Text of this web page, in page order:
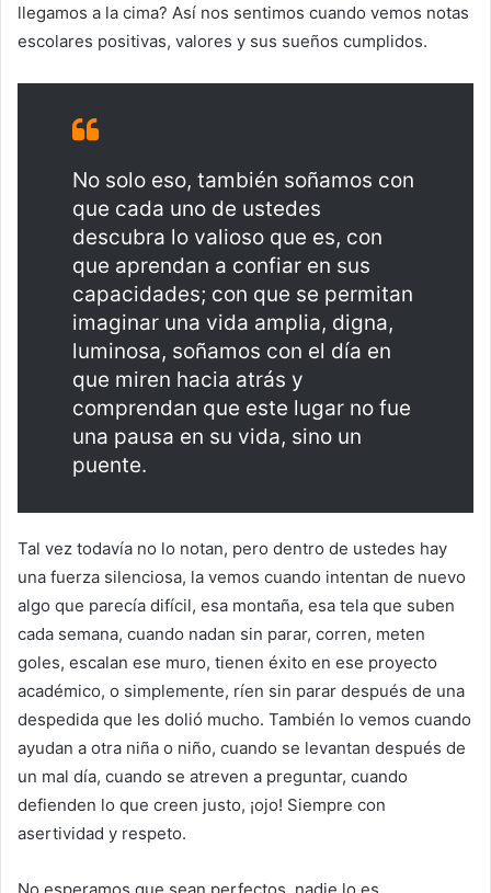
llegamos a la cima? Así nos sentimos cuando vemos notas
escolares positivas, valores y sus sueños cumplidos.
No solo eso, también soñamos con
que cada uno de ustedes
descubra lo valioso que es, con
que aprendan a confiar en sus
capacidades; con que se permitan
imaginar una vida amplia, digna,
luminosa, soñamos con el día en
que miren hacia atrás y
comprendan que este lugar no fue
una pausa en su vida, sino un
puente.
Tal vez todavía no lo notan, pero dentro de ustedes hay
una fuerza silenciosa, la vemos cuando intentan de nuevo
algo que parecía difícil, esa montaña, esa tela que suben
cada semana, cuando nadan sin parar, corren, meten
goles, escalan ese muro, tienen éxito en ese proyecto
académico, o simplemente, ríen sin parar después de una
despedida que les dolió mucho. También lo vemos cuando
ayudan a otra niña o niño, cuando se levantan después de
un mal día, cuando se atreven a preguntar, cuando
defienden lo que creen justo, ¡ojo! Siempre con
asertividad y respeto.